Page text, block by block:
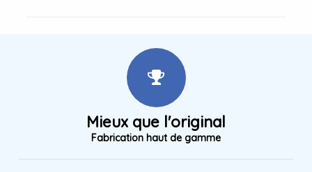
Mieux que l'original
Fabrication haut de gamme